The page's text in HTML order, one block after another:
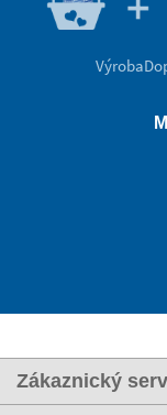
Výroba
Zákaznický